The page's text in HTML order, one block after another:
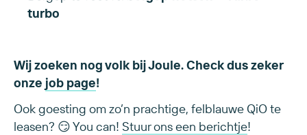
turbo
Wij zoeken nog volk bij Joule. Check dus zeker
onze job page!
Ook goesting om zo’n prachtige, felblauwe QiO te
leasen? 😏 You can! Stuur ons een berichtje!